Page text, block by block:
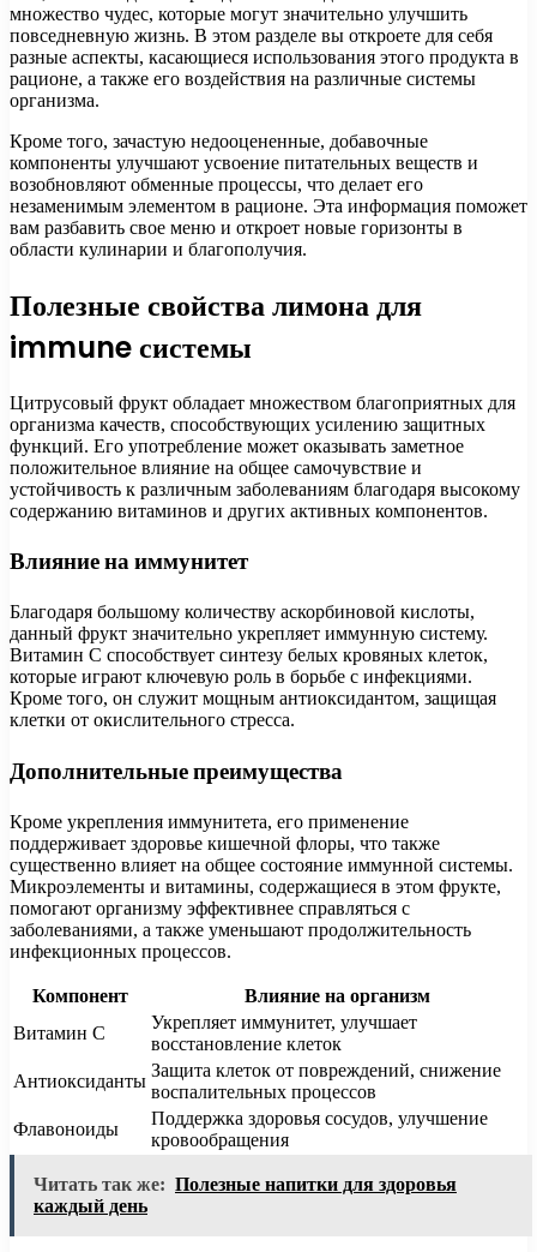
множество чудес, которые могут значительно улучшить
повседневную жизнь. В этом разделе вы откроете для себя
разные аспекты, касающиеся использования этого продукта в
рационе, а также его воздействия на различные системы
организма.
Кроме того, зачастую недооцененные, добавочные
компоненты улучшают усвоение питательных веществ и
возобновляют обменные процессы, что делает его
незаменимым элементом в рационе. Эта информация поможет
вам разбавить свое меню и откроет новые горизонты в
области кулинарии и благополучия.
Полезные свойства лимона для
immune системы
Цитрусовый фрукт обладает множеством благоприятных для
организма качеств, способствующих усилению защитных
функций. Его употребление может оказывать заметное
положительное влияние на общее самочувствие и
устойчивость к различным заболеваниям благодаря высокому
содержанию витаминов и других активных компонентов.
Влияние на иммунитет
Благодаря большому количеству аскорбиновой кислоты,
данный фрукт значительно укрепляет иммунную систему.
Витамин C способствует синтезу белых кровяных клеток,
которые играют ключевую роль в борьбе с инфекциями.
Кроме того, он служит мощным антиоксидантом, защищая
клетки от окислительного стресса.
Дополнительные преимущества
Кроме укрепления иммунитета, его применение
поддерживает здоровье кишечной флоры, что также
существенно влияет на общее состояние иммунной системы.
Микроэлементы и витамины, содержащиеся в этом фрукте,
помогают организму эффективнее справляться с
заболеваниями, а также уменьшают продолжительность
инфекционных процессов.
Компонент
Влияние на организм
Витамин C
Укрепляет иммунитет, улучшает
восстановление клеток
Антиоксиданты
Защита клеток от повреждений, снижение
воспалительных процессов
Флавоноиды
Поддержка здоровья сосудов, улучшение
кровообращения
Читать так же: Полезные напитки для здоровья
каждый день